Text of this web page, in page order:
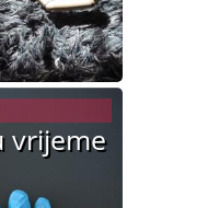
vrijeme